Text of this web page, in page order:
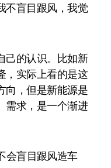
不盲目跟风，我觉
己的认识。比如新
，实际上看的是这
向，但是新能源是
需求，是一个渐进